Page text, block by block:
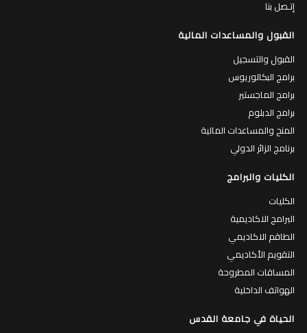
إتـصل بنا
القبول والمساعدات المالية
القبول والتسجيل
برامج البكالوريوس
برامج الماجستير
برامج الدبلوم
المنح والمساعدات المالية
برنامج الزائر الدولي
الكليات والبرامج
الكليات
البرامج الاكاديمية
الطاقم الاكاديمي
التقويم الأكاديمي
المساقات المطروحة
الهواتف الداخلية
الحياة في جامعة القدس